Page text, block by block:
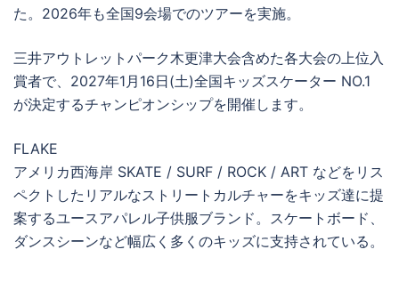
た。2026年も全国9会場でのツアーを実施。
三井アウトレットパーク木更津大会含めた各大会の上位入
賞者で、2027年1月16日(土)全国キッズスケーター NO.1
が決定するチャンピオンシップを開催します。
FLAKE
アメリカ西海岸 SKATE / SURF / ROCK / ART などをリス
ペクトしたリアルなストリートカルチャーをキッズ達に提
案するユースアパレル子供服ブランド。スケートボード、
ダンスシーンなど幅広く多くのキッズに支持されている。